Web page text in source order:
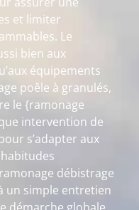
et limiter
Le
bien aux
équipements
poêle à granulés,
le {ramonage
intervention de
s’adapter aux
débistrage
un simple entretien